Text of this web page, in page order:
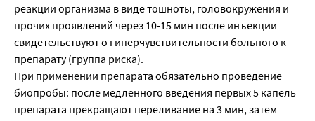
реакции организма в виде тошноты, головокружения и
прочих проявлений через 10-15 мин после инъекции
свидетельствуют о гиперчувствительности больного к
препарату (группа риска).
При применении препарата обязательно проведение
биопробы: после медленного введения первых 5 капель
препарата прекращают переливание на 3 мин, затем